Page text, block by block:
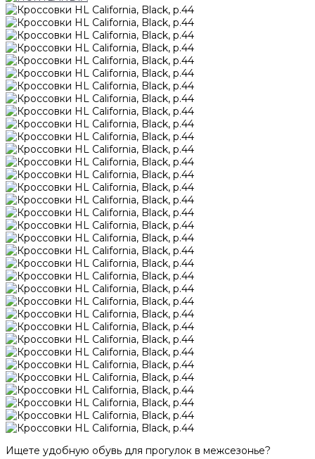
Ищете удобную обувь для прогулок в межсезонье?